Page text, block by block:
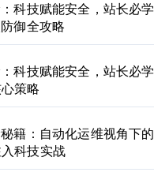
科技赋能安全，站长必学
御全攻略
科技赋能安全，站长必学
策略
籍：自动化运维视角下的
科技实战